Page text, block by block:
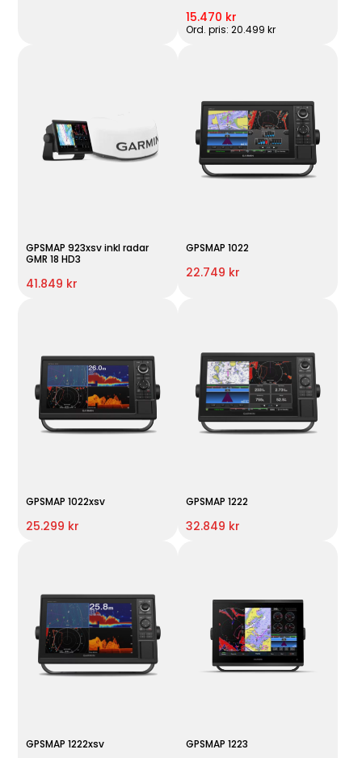
15.470 kr
Ord. pris: 20.499 kr
GPSMAP 923xsv inkl radar
GMR 18 HD3
41.849 kr
GPSMAP 1022
22.749 kr
GPSMAP 1022xsv
25.299 kr
GPSMAP 1222
32.849 kr
GPSMAP 1222xsv GPSMAP 1223